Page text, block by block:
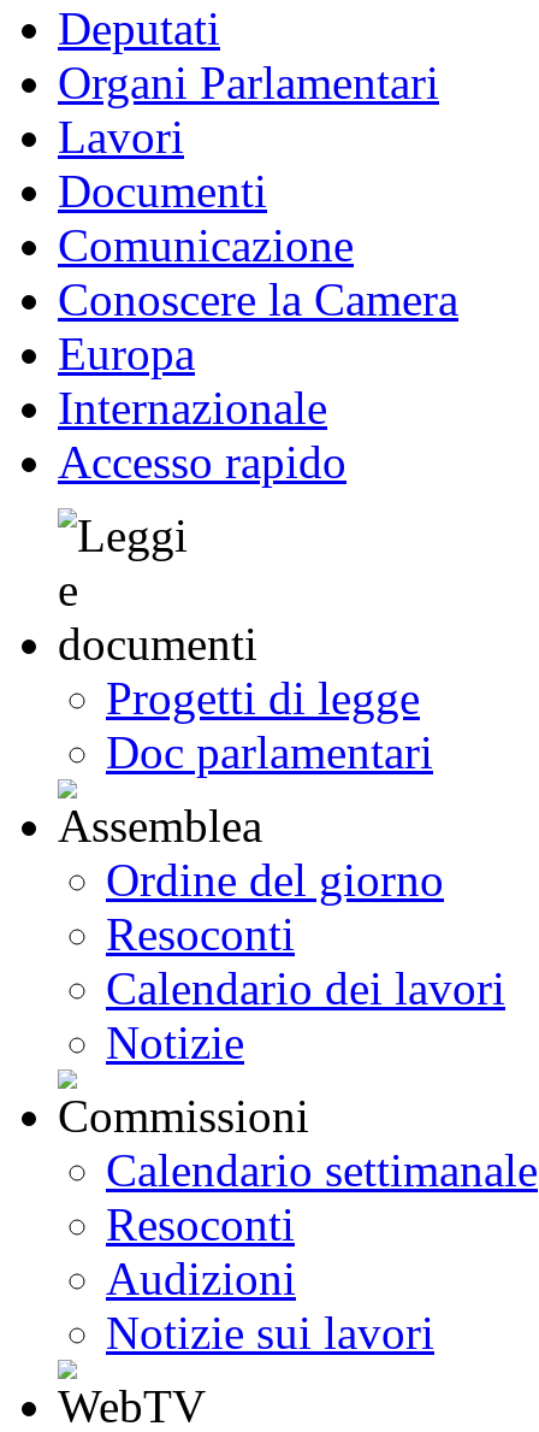
Deputati
Organi Parlamentari
Lavori
Documenti
Comunicazione
Conoscere la Camera
Europa
Internazionale
Accesso rapido
Progetti di legge
Doc parlamentari
Ordine del giorno
Resoconti
Calendario dei lavori
Notizie
Calendario settimanale
Resoconti
Audizioni
Notizie sui lavori